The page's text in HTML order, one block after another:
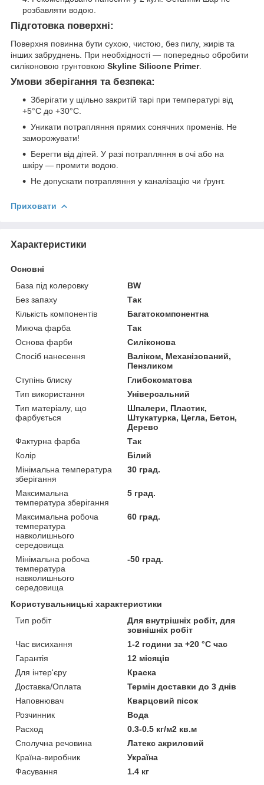
розбавляти водою.
Підготовка поверхні:
Поверхня повинна бути сухою, чистою, без пилу, жирів та
інших забруднень. При необхідності — попередньо обробити
силіконовою грунтовкою Skyline Silicone Primer.
Умови зберігання та безпека:
Зберігати у щільно закритій тарі при температурі від
+5°C до +30°C.
Уникати потрапляння прямих сонячних променів. Не
заморожувати!
Берегти від дітей. У разі потрапляння в очі або на
шкіру — промити водою.
Не допускати потрапляння у каналізацію чи ґрунт.
Приховати
Характеристики
Основні
База під колеровку
BW
Без запаху
Так
Кількість компонентів
Багатокомпонентна
Миюча фарба
Так
Основа фарби
Силіконова
Спосіб нанесення
Валіком, Механізований,
Пензликом
Ступінь блиску
Глибокоматова
Тип використання
Універсальний
Тип матеріалу, що
фарбується
Шпалери, Пластик,
Штукатурка, Цегла, Бетон,
Дерево
Фактурна фарба
Так
Колір
Білий
Мінімальна температура
зберігання
30 град.
Максимальна
температура зберігання
5 град.
Максимальна робоча
температура
навколишнього
середовища
60 град.
Мінімальна робоча
температура
навколишнього
середовища
-50 град.
Користувальницькі характеристики
Тип робіт
Для внутрішніх робіт, для
зовнішніх робіт
Час висихання
1-2 години за +20 °C час
Гарантія
12 місяців
Для інтер'єру
Краска
Доставка/Оплата
Термін доставки до 3 днів
Наповнювач
Кварцовий пісок
Розчинник
Вода
Расход
0.3-0.5 кг/м2 кв.м
Сполучна речовина
Латекс акриловий
Країна-виробник
Україна
Фасування
1.4 кг